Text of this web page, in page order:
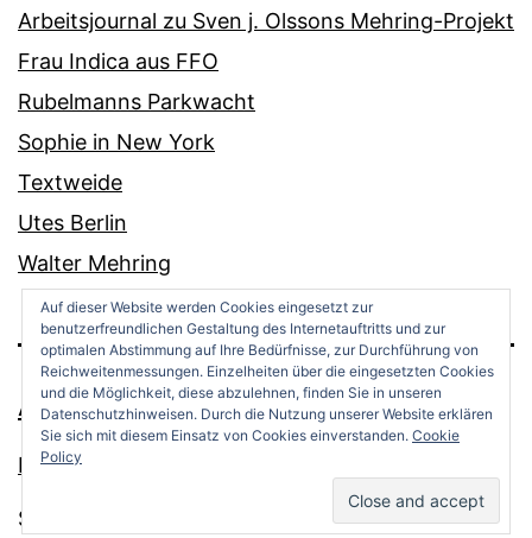
Arbeitsjournal zu Sven j. Olssons Mehring-Projekt
Frau Indica aus FFO
Rubelmanns Parkwacht
Sophie in New York
Textweide
Utes Berlin
Walter Mehring
Auf dieser Website werden Cookies eingesetzt zur
benutzerfreundlichen Gestaltung des Internetauftritts und zur
optimalen Abstimmung auf Ihre Bedürfnisse, zur Durchführung von
Reichweitenmessungen. Einzelheiten über die eingesetzten Cookies
und die Möglichkeit, diese abzulehnen, finden Sie in unseren
Datenschutzhinweisen. Durch die Nutzung unserer Website erklären
Sie sich mit diesem Einsatz von Cookies einverstanden. Cookie
Policy
ANDREAS OPPERMANN
Datenschutz
Stolz präsentiert von WordPress.